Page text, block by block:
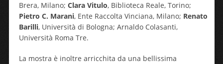
Brera, Milano; Clara Vitulo, Biblioteca Reale, Torino;
Pietro C. Marani, Ente Raccolta Vinciana, Milano; Renato
Barilli, Università di Bologna; Arnaldo Colasanti,
Università Roma Tre.
La mostra è inoltre arricchita da una bellissima